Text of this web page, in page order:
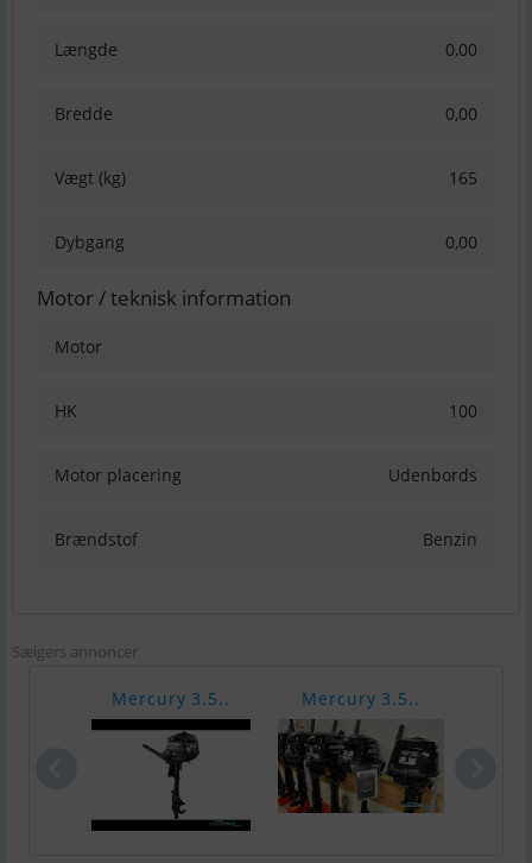
Længde 0,00
Bredde 0,00
Vægt (kg) 165
Dybgang 0,00
Motor / teknisk information
Motor
HK 100
Motor placering Udenbords
Brændstof Benzin
Sælgers annoncer
Mercury 3.5.. Mercury 3.5..